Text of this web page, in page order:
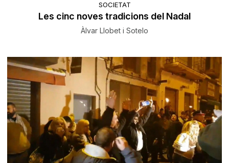
SOCIETAT
Les cinc noves tradicions del Nadal
Àlvar Llobet i Sotelo